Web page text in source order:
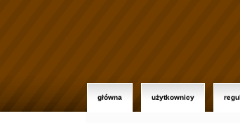
główna użytkownicy